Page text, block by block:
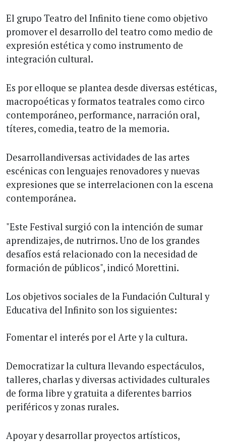
El grupo Teatro del Infinito tiene como objetivo
promover el desarrollo del teatro como medio de
expresión estética y como instrumento de
integración cultural.
Es por elloque se plantea desde diversas estéticas,
macropoéticas y formatos teatrales como circo
contemporáneo, performance, narración oral,
títeres, comedia, teatro de la memoria.
Desarrollandiversas actividades de las artes
escénicas con lenguajes renovadores y nuevas
expresiones que se interrelacionen con la escena
contemporánea.
"Este Festival surgió con la intención de sumar
aprendizajes, de nutrirnos. Uno de los grandes
desafíos está relacionado con la necesidad de
formación de públicos", indicó Morettini.
Los objetivos sociales de la Fundación Cultural y
Educativa del Infinito son los siguientes:
Fomentar el interés por el Arte y la cultura.
Democratizar la cultura llevando espectáculos,
talleres, charlas y diversas actividades culturales
de forma libre y gratuita a diferentes barrios
periféricos y zonas rurales.
Apoyar y desarrollar proyectos artísticos,